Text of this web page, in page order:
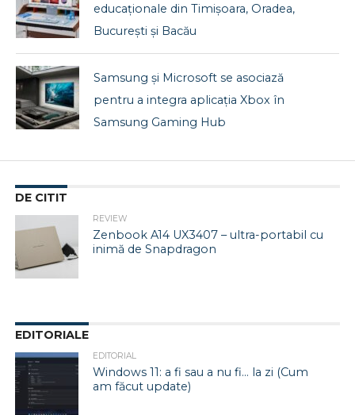
educaționale din Timișoara, Oradea,
București și Bacău
Samsung și Microsoft se asociază
pentru a integra aplicația Xbox în
Samsung Gaming Hub
DE CITIT
REVIEW
Zenbook A14 UX3407 – ultra-portabil cu
inimă de Snapdragon
EDITORIALE
EDITORIAL
Windows 11: a fi sau a nu fi… la zi (Cum
am făcut update)